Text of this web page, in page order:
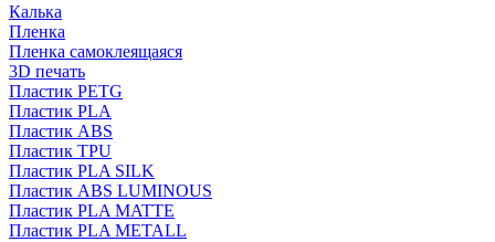
Калька
Пленка
Пленка самоклеящаяся
3D печать
Пластик PETG
Пластик PLA
Пластик ABS
Пластик TPU
Пластик PLA SILK
Пластик ABS LUMINOUS
Пластик PLA MATTE
Пластик PLA METALL